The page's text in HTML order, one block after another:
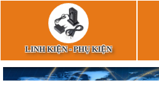
LINH KIỆN - PHỤ KIỆN